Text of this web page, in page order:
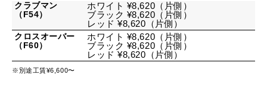
クラブマン
（F54）
ホワイト ¥8,620（片側）
ブラック ¥8,620（片側）
レッド ¥8,620（片側）
クロスオーバー
（F60）
ホワイト ¥8,620（片側）
ブラック ¥8,620（片側）
レッド ¥8,620（片側）
※別途工賃¥6,600〜